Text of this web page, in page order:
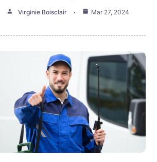
Virginie Boisclair Mar 27, 2024